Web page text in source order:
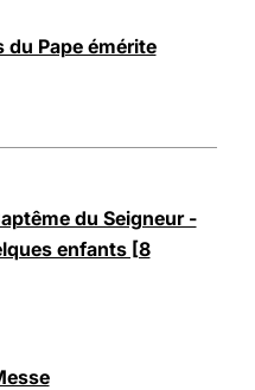
du Pape émérite
du Seigneur -
enfants [8